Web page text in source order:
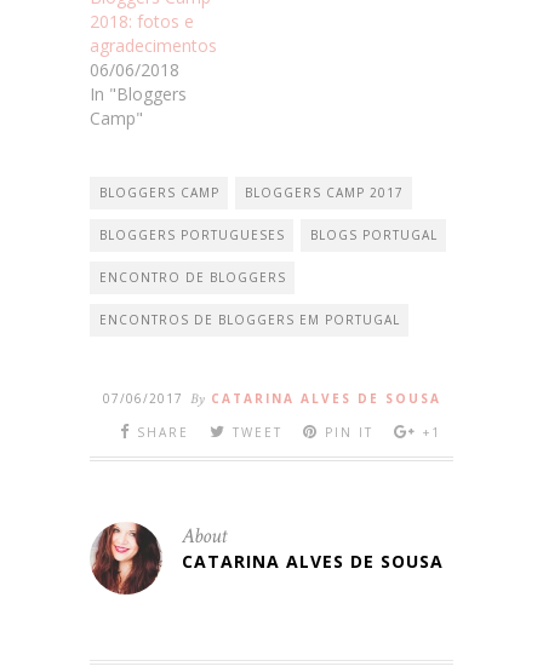
2018: fotos e
agradecimentos
06/06/2018
In "Bloggers
Camp"
BLOGGERS CAMP BLOGGERS CAMP 2017
BLOGGERS PORTUGUESES BLOGS PORTUGAL
ENCONTRO DE BLOGGERS
ENCONTROS DE BLOGGERS EM PORTUGAL
07/06/2017 By CATARINA ALVES DE SOUSA
SHARE
TWEET PIN IT +1
About
CATARINA ALVES DE SOUSA